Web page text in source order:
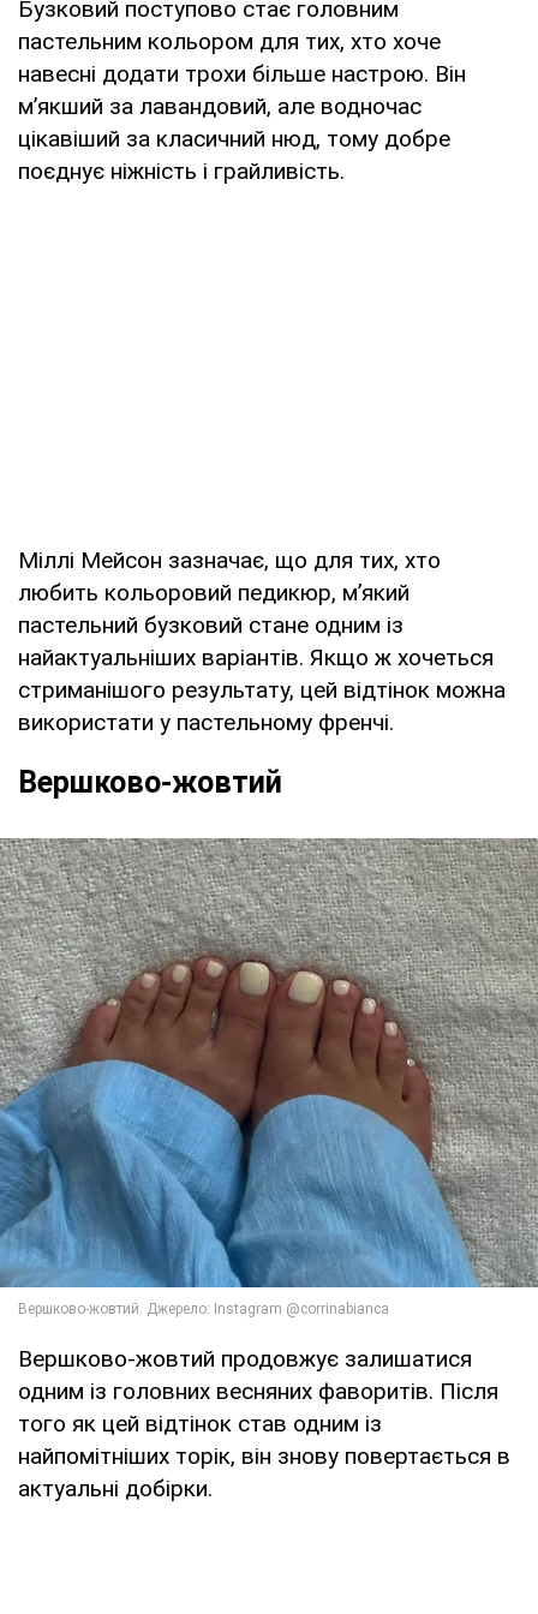
Бузковий поступово стає головним
пастельним кольором для тих, хто хоче
навесні додати трохи більше настрою. Він
м’якший за лавандовий, але водночас
цікавіший за класичний нюд, тому добре
поєднує ніжність і грайливість.
Міллі Мейсон зазначає, що для тих, хто
любить кольоровий педикюр, м’який
пастельний бузковий стане одним із
найактуальніших варіантів. Якщо ж хочеться
стриманішого результату, цей відтінок можна
використати у пастельному френчі.
Вершково-жовтий
Вершково-жовтий продовжує залишатися
одним із головних весняних фаворитів. Після
того як цей відтінок став одним із
найпомітніших торік, він знову повертається в
актуальні добірки.